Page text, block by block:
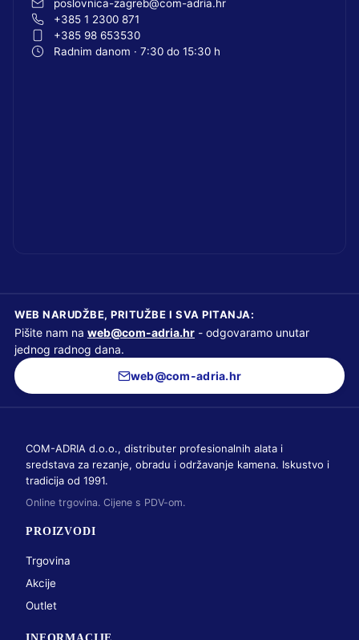
poslovnica-zagreb@com-adria.hr
+385 1 2300 871
+385 98 653530
Radnim danom · 7:30 do 15:30 h
WEB NARUDŽBE, PRITUŽBE I SVA PITANJA:
Pišite nam na web@com-adria.hr - odgovaramo unutar
jednog radnog dana.
web@com-adria.hr
COM-ADRIA d.o.o., distributer profesionalnih alata i
sredstava za rezanje, obradu i održavanje kamena. Iskustvo i
tradicija od 1991.
Online trgovina. Cijene s PDV-om.
PROIZVODI
Trgovina
Akcije
Outlet